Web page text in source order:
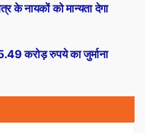
करोड़ रुपये का जुर्माना
के नायकों को मान्यता देगा